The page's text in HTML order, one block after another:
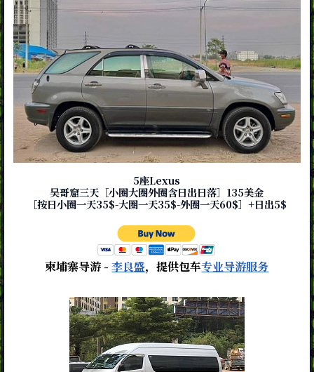
5座Lexus
吴哥窟三天［小圈大圈外圈含日出日落］135美金
［按日小圈一天35$-大圈一天35$-外圈一天60$］+日出5$
柬埔寨导游 -李良盛，提供包车专业导游服务